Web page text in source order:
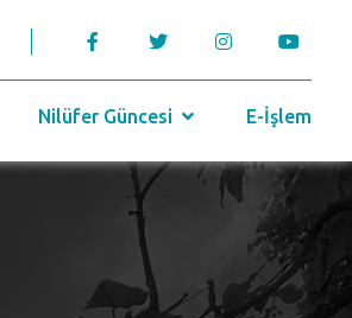
Nilüfer Güncesi E-İşlem